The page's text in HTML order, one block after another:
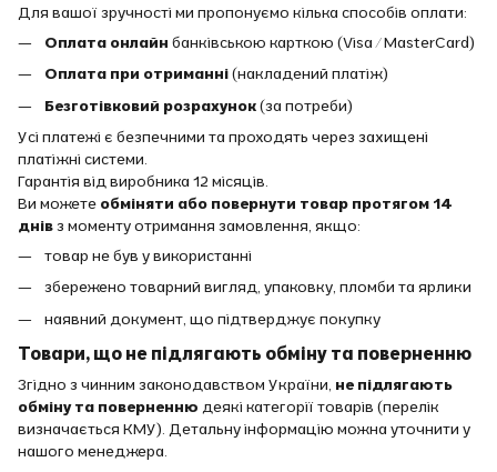
Для вашої зручності ми пропонуємо кілька способів оплати:
Оплата онлайн банківською карткою (Visa / MasterCard)
Оплата при отриманні(накладений платіж)
Безготівковий розрахунок(за потреби)
Усі платежі є безпечними та проходять через захищені
платіжні системи.
Гарантія від виробника 12 місяців.
Ви можете обміняти або повернути товар протягом 14
днівз моменту отримання замовлення, якщо:
товар не був у використанні
збережено товарний вигляд, упаковку, пломби та ярлики
наявний документ, що підтверджує покупку
Товари, що не підлягають обміну та поверненню
Згідно з чинним законодавством України, не підлягають
обміну та поверненню деякі категорії товарів (перелік
визначається КМУ). Детальну інформацію можна уточнити у
нашого менеджера.